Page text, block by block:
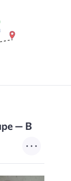
— В